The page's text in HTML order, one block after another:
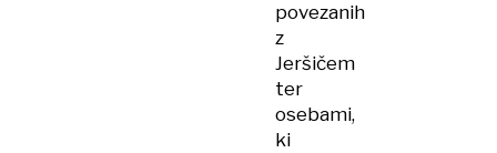
povezanih
z
Jeršičem
ter
osebami,
ki